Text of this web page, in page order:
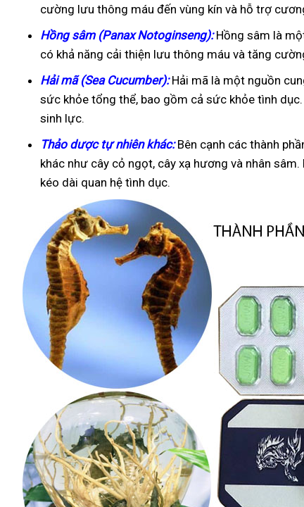
cường lưu thông máu đến vùng kín và hỗ trợ
Hồng sâm (Panax Notoginseng):Hồng sâm là
có khả năng cải thiện lưu thông máu và tăng
Hải mã (Sea Cucumber):Hải mã là một nguồn
sức khỏe tổng thể, bao gồm cả sức khỏe tình
sinh lực.
Thảo dược tự nhiên khác:Bên cạnh các thành
khác như cây cỏ ngọt, cây xạ hương và nhân
kéo dài quan hệ tình dục.